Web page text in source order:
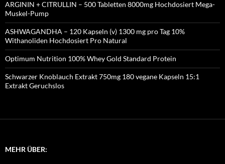
ARGININ + CITRULLIN – 500 Tabletten 8000mg Hochdosiert Mega-
Muskel-Pump
ASHWAGANDHA – 120 Kapseln (v) 1300 mg pro Tag 10%
Withanoliden Hochdosiert Pro Natural
Optimum Nutrition 100% Whey Gold Standard Protein
Schwarzer Knoblauch Extrakt 750mg 180 vegane Kapseln 15:1
Extrakt Geruchslos
MEHR ÜBER: